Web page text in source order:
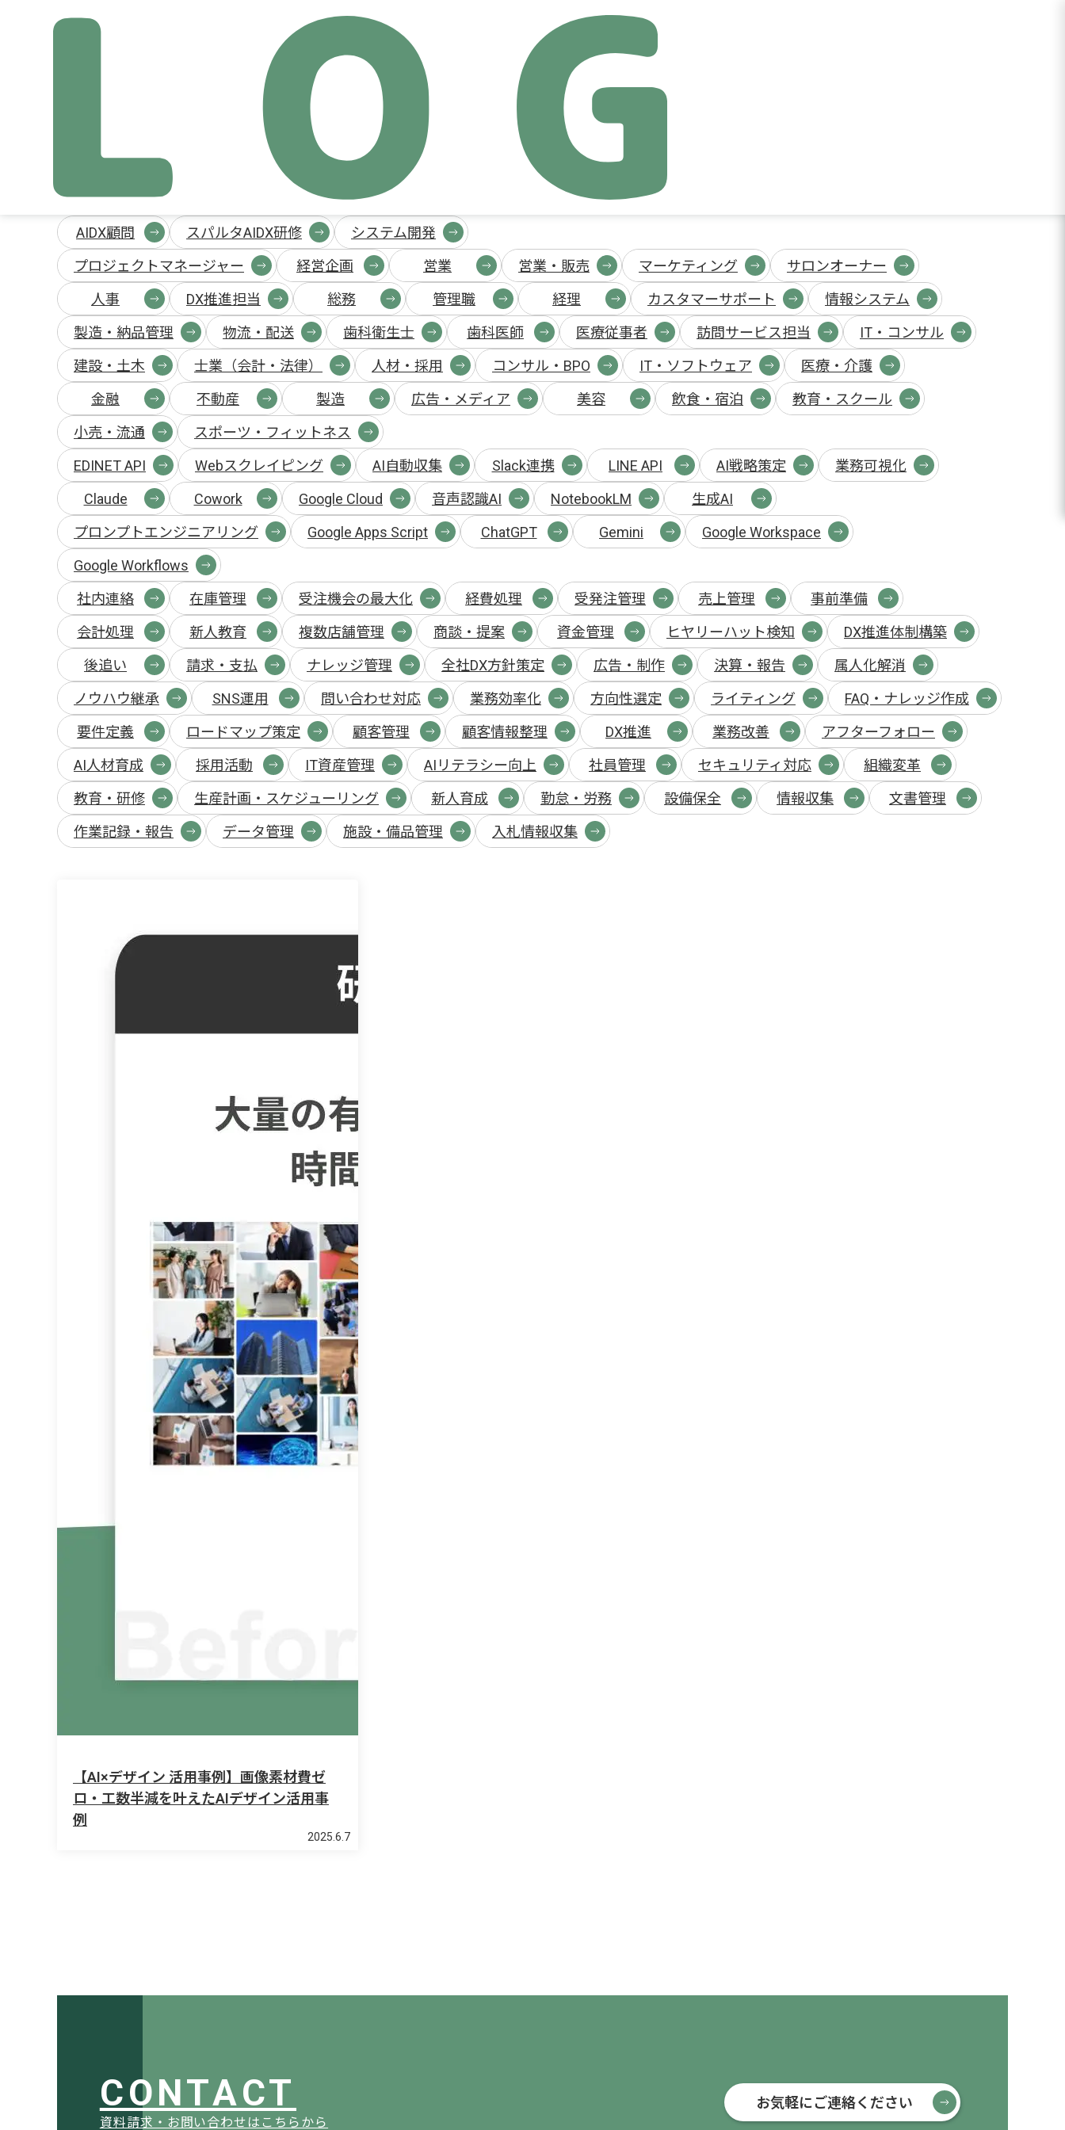
事例のタグ: AI画像生成
AIDX顧問 スパルタAIDX研修
システム開発
プロジェクトマネージャー
経営企画 営業 営業・販売 マーケティング
サロンオーナー
人事
DX推進担当 総務 管理職 経理 カスタマーサポート
情報システム
製造・納品管理
物流・配送 歯科衛生士 歯科医師 医療従事者 訪問サービス担当
IT・コンサル
建設・土木
士業（会計・法律） 人材・採用 コンサル・BPO IT・ソフトウェア
医療・介護
金融
不動産 製造 広告・メディア 美容 飲食・宿泊
教育・スクール
小売・流通
スポーツ・フィットネス
EDINET API
Webスクレイピング AI自動収集 Slack連携 LINE API AI戦略策定
業務可視化
Claude
Cowork Google Cloud 音声認識AI NotebookLM
生成AI
プロンプトエンジニアリング
Google Apps Script ChatGPT Gemini
Google Workspace
Google Workflows
社内連絡
在庫管理 受注機会の最大化 経費処理 受発注管理 売上管理
事前準備
会計処理
新人教育 複数店舗管理 商談・提案 資金管理 ヒヤリーハット検知
DX推進体制構築
後追い
請求・支払 ナレッジ管理 全社DX方針策定 広告・制作 決算・報告
属人化解消
ノウハウ継承
SNS運用 問い合わせ対応 業務効率化 方向性選定 ライティング
FAQ・ナレッジ作成
要件定義
ロードマップ策定 顧客管理 顧客情報整理 DX推進 業務改善
アフターフォロー
AI人材育成
採用活動 IT資産管理 AIリテラシー向上 社員管理 セキュリティ対応
組織変革
教育・研修
生産計画・スケジューリング 新人育成 勤怠・労務 設備保全 情報収集
文書管理
作業記録・報告
データ管理 施設・備品管理 入札情報収集
【AI×デザイン 活用事例】画像素材費ゼ
ロ・工数半減を叶えたAIデザイン活用事
例
2025.6.7
CONTACT
資料請求・お問い合わせはこちらから
お気軽にご連絡ください